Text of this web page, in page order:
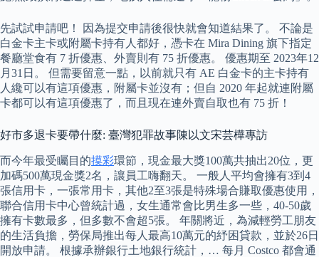
先試試申請吧！ 因為提交申請後很快就會知道結果了。 不論是
白金卡主卡或附屬卡持有人都好，憑卡在 Mira Dining 旗下指定
餐廳堂食有 7 折優惠、外賣則有 75 折優惠。 優惠期至 2023年12
月31日。 但需要留意一點，以前就只有 AE 白金卡的主卡持有
人纔可以有這項優惠，附屬卡並沒有；但自 2020 年起就連附屬
卡都可以有這項優惠了，而且現在連外賣自取也有 75 折！
好市多退卡要帶什麼: 臺灣犯罪故事陳以文宋芸樺專訪
而今年最受矚目的摸彩環節，現金最大獎100萬共抽出20位，更
加碼500萬現金獎2名，讓員工嗨翻天。 一般人平均會擁有3到4
張信用卡，一張常用卡，其他2至3張是特殊場合賺取優惠使用，
聯合信用卡中心曾統計過，女生通常會比男生多一些，40-50歲
擁有卡數最多，但多數不會超5張。 年關將近，為減輕勞工朋友
的生活負擔，勞保局推出每人最高10萬元的紓困貸款，並於26日
開放申請。 根據承辦銀行土地銀行統計，… 每月 Costco 都會通